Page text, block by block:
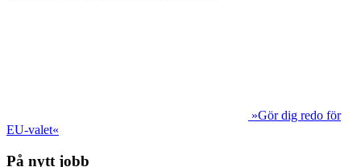
»Gör dig redo för
EU-valet«
På nytt jobb